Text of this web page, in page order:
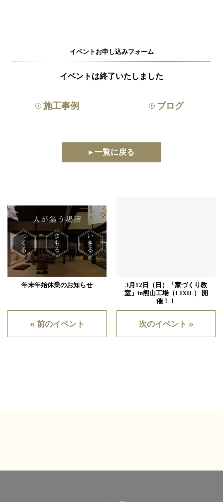
イベントお申し込みフォーム
イベントは終了いたしました
施工事例 ブログ
▸ 一覧に戻る
年末年始休業のお知らせ
« 前のイベント
3月12日（日）「家づくり教
室」in熊山工場（LIXIL） 開
催！！
次のイベント »